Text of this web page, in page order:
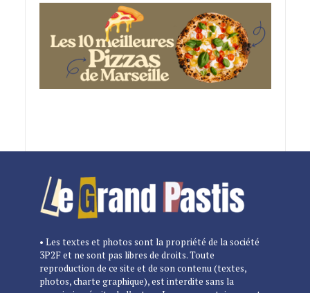
• Les textes et photos sont la propriété de la société
3P2F et ne sont pas libres de droits. Toute
reproduction de ce site et de son contenu (textes,
photos, charte graphique), est interdite sans la